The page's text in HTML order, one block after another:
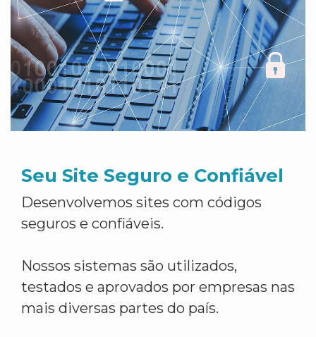
Seu Site Seguro e Confiável
Desenvolvemos sites com códigos
seguros e confiáveis.
Nossos sistemas são utilizados,
testados e aprovados por empresas nas
mais diversas partes do país.